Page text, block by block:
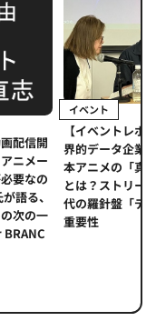
配信開
ニメー
要なの
語る、
次の一
イベント
【イベントレポ
界的データ企業
本アニメの「真
とは？ストリー
代の羅針盤「デ
重要性